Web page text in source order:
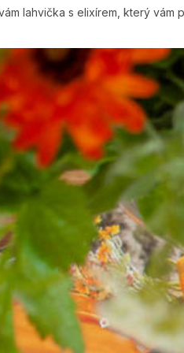
lahvička s elixírem, který vám